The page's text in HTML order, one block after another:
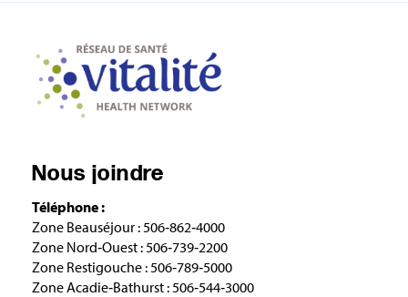
Nous joindre
Téléphone :
Zone Beauséjour : 506‑862‑4000
Zone Nord‑Ouest : 506‑739‑2200
Zone Restigouche : 506‑789‑5000
Zone Acadie‑Bathurst : 506‑544‑3000